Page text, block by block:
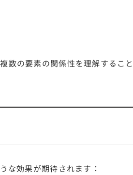
数の要素の関係性を理解すること
な効果が期待されます：